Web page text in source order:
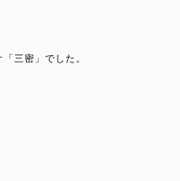
三密」でした。